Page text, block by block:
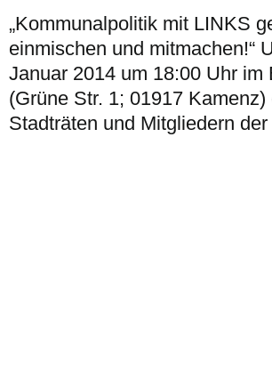
„Kommunalpolitik mit LINKS
einmischen und mitmachen!“
Januar 2014 um 18:00 Uhr
(Grüne Str. 1; 01917
Stadträten und Mitgliedern